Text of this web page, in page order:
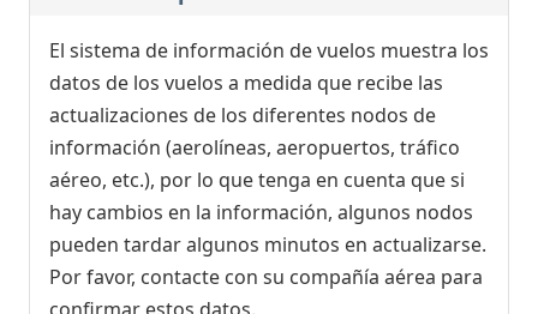
El sistema de información de vuelos muestra los
datos de los vuelos a medida que recibe las
actualizaciones de los diferentes nodos de
información (aerolíneas, aeropuertos, tráfico
aéreo, etc.), por lo que tenga en cuenta que si
hay cambios en la información, algunos nodos
pueden tardar algunos minutos en actualizarse.
Por favor, contacte con su compañía aérea para
confirmar estos datos.